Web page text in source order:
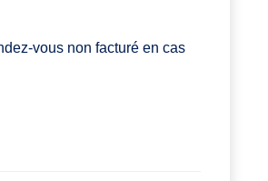
vous non facturé en cas